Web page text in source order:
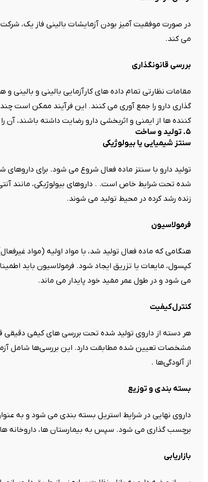
در صورت موفقیت آمیز بودن آزمایشات بالینی فاز یک، شرکت
می کند.
بررسی قانونگذاری
مقامات نظارتی تمام داده های کارآزمایی بالینی و
گذاری دارو را جمع آوری می کنند. این فرآیند ممکن است
کننده ها از ایمنی و اثربخشی دارو رضایت داشته باشند، آن را
۵. تولید و ساخت
سنتز شیمیایی یا بیولوژیکی
تولید دارو با سنتز ماده فعال شروع می شود. برای
شده تحت شرایط خاص است. . داروهای بیولوژیکی، مانند
زنده رشد کرده در محیط تولید می شوند.
فرمولاسیون
هنگامی که ماده فعال تولید شد، با مواد اولیه (مواد
کپسول، مایعات یا تزریق ایجاد شود. فرمولاسیون باید
می شود و در طول عمر مفید خود پایدار می ماند.
کنترلکیفیت
هر دسته از داروی تولید شده تحت بررسی های کیفی دقیقی
مشخصات تعیین شده مطابقت دارد. این بررسی‌ها شامل
از آلودگی‌ها .
بسته بندی و توزیع
داروی نهایی در شرایط استریل بسته بندی می شود و به
برچسب گذاری می شود. سپس به بیمارستان ها، داروخانه
بازاریابی